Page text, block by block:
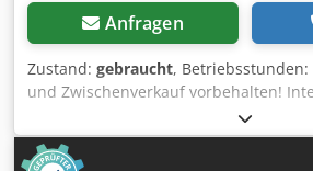
Anfragen
Zustand: gebraucht, Betriebsstunden:
und Zwischenverkauf vorbehalten!
PERKINS-Motor Credpjzp Avkjfx Am
unaufbereitet! Bundesweite
möglich. Irrtümer und